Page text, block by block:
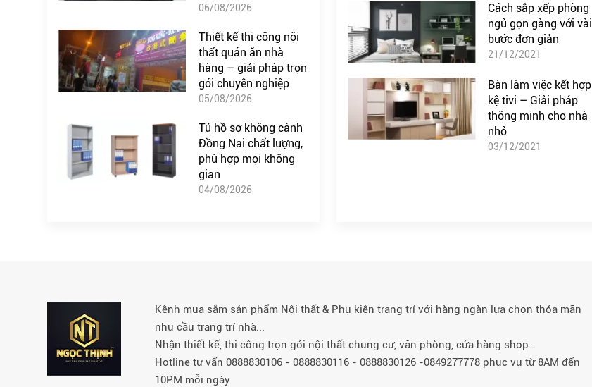
06/08/2026
Thiết kế thi công nội
thất quán ăn nhà
hàng – giải pháp trọn
gói chuyên nghiệp
05/08/2026
Tủ hồ sơ không cánh
Đồng Nai chất lượng,
phù hợp mọi không
gian
04/08/2026
Cách sắp xếp phòng
ngủ gọn gàng với vài
bước đơn giản
21/12/2021
Bàn làm việc kết hợp
kệ tivi – Giải pháp
thông minh cho nhà
nhỏ
03/12/2021
Kênh mua sắm sản phẩm Nội thất & Phụ kiện trang trí với hàng ngàn lựa chọn thỏa mãn
nhu cầu trang trí nhà...
Nhận thiết kế, thi công trọn gói nội thất chung cư, văn phòng, cửa hàng shop…
Hotline tư vấn 0888830106 - 0888830116 - 0888830126 -0849277778 phục vụ từ 8AM đến
10PM mỗi ngày